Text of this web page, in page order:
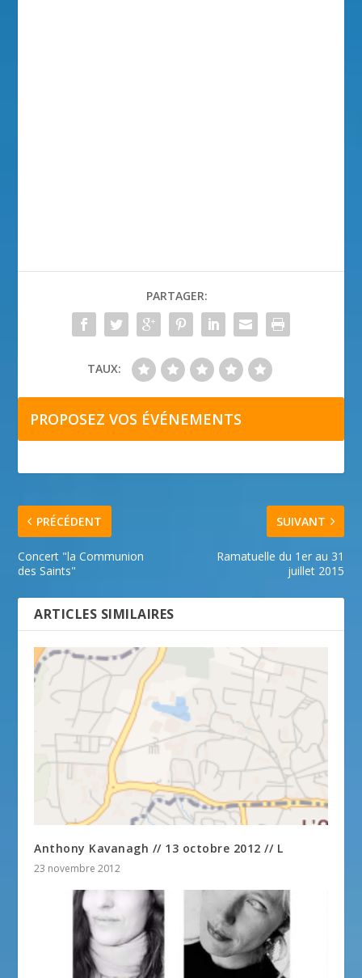
PARTAGER:
TAUX:
PROPOSEZ VOS ÉVÉNEMENTS
PRÉCÉDENT
Concert "la Communion
des Saints"
SUIVANT
Ramatuelle du 1er au 31
juillet 2015
ARTICLES SIMILAIRES
Anthony Kavanagh // 13 octobre 2012 // L
23 novembre 2012